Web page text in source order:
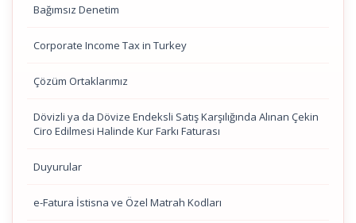
Bağımsız Denetim
Corporate Income Tax in Turkey
Çözüm Ortaklarımız
Dövizli ya da Dövize Endeksli Satış Karşılığında Alınan Çekin
Ciro Edilmesi Halinde Kur Farkı Faturası
Duyurular
e-Fatura İstisna ve Özel Matrah Kodları